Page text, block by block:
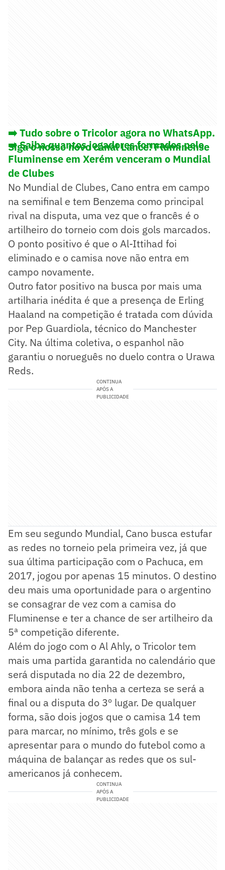
➡️ Tudo sobre o Tricolor agora no WhatsApp.
Siga o nosso novo canal Lance! Fluminense
➡️ Saiba quantos jogadores formados pelo
Fluminense em Xerém venceram o Mundial
de Clubes
No Mundial de Clubes, Cano entra em campo
na semifinal e tem Benzema como principal
rival na disputa, uma vez que o francês é o
artilheiro do torneio com dois gols marcados.
O ponto positivo é que o Al-Ittihad foi
eliminado e o camisa nove não entra em
campo novamente.
Outro fator positivo na busca por mais uma
artilharia inédita é que a presença de Erling
Haaland na competição é tratada com dúvida
por Pep Guardiola, técnico do Manchester
City. Na última coletiva, o espanhol não
garantiu o norueguês no duelo contra o Urawa
Reds.
CONTINUA
APÓS A
PUBLICIDADE
Em seu segundo Mundial, Cano busca estufar
as redes no torneio pela primeira vez, já que
sua última participação com o Pachuca, em
2017, jogou por apenas 15 minutos. O destino
deu mais uma oportunidade para o argentino
se consagrar de vez com a camisa do
Fluminense e ter a chance de ser artilheiro da
5ª competição diferente.
Além do jogo com o Al Ahly, o Tricolor tem
mais uma partida garantida no calendário que
será disputada no dia 22 de dezembro,
embora ainda não tenha a certeza se será a
final ou a disputa do 3º lugar. De qualquer
forma, são dois jogos que o camisa 14 tem
para marcar, no mínimo, três gols e se
apresentar para o mundo do futebol como a
máquina de balançar as redes que os sul-
americanos já conhecem.
CONTINUA
APÓS A
PUBLICIDADE